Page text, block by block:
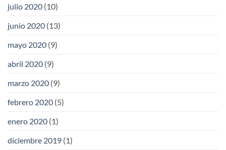
julio 2020 (10)
junio 2020 (13)
mayo 2020 (9)
abril 2020 (9)
marzo 2020 (9)
febrero 2020 (5)
enero 2020 (1)
diciembre 2019 (1)